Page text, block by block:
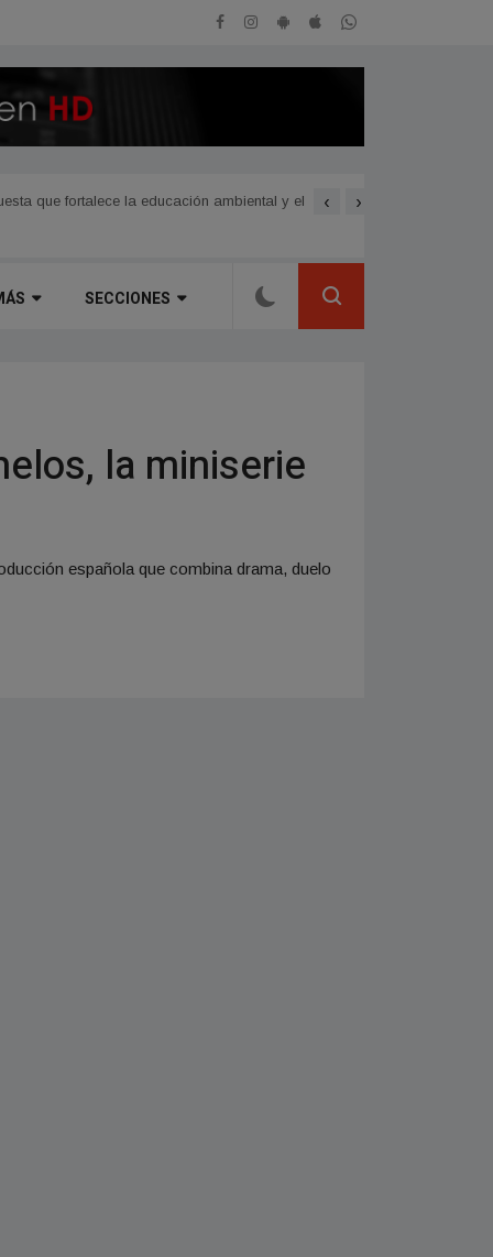
que fortalece la educación ambiental y el
Avanzan las nuevas
‹ ›
SECCIONES
la miniserie
española que combina drama, duelo